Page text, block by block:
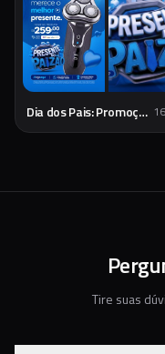
Dia dos Pais: Promoções e Presentes Especiais 16
Tire suas